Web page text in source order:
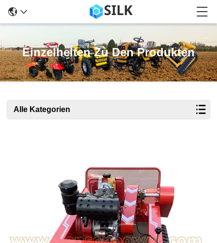
Einzelheiten Zu Den Produkten
Alle Kategorien